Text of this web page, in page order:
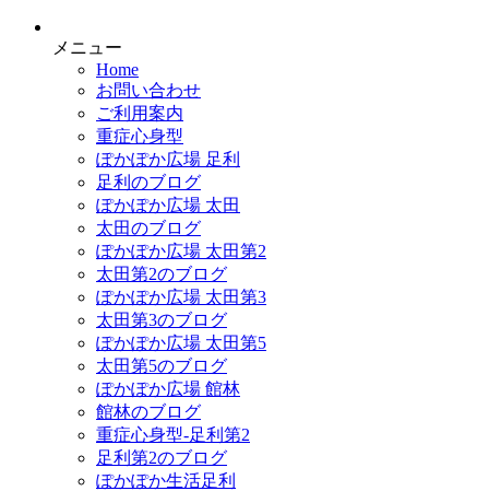
メニュー
Home
お問い合わせ
ご利用案内
重症心身型
ぽかぽか広場 足利
足利のブログ
ぽかぽか広場 太田
太田のブログ
ぽかぽか広場 太田第2
太田第2のブログ
ぽかぽか広場 太田第3
太田第3のブログ
ぽかぽか広場 太田第5
太田第5のブログ
ぽかぽか広場 館林
館林のブログ
重症心身型-足利第2
足利第2のブログ
ぽかぽか生活足利